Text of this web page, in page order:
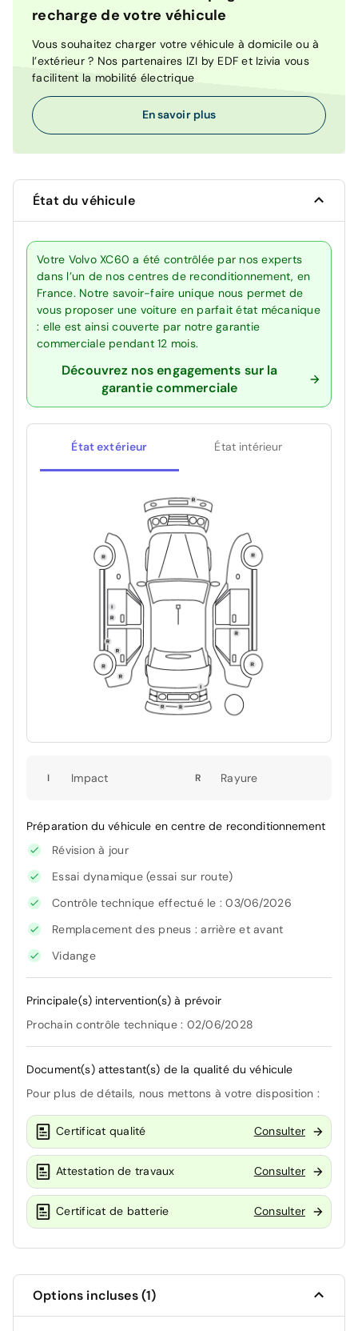
recharge de votre véhicule
Vous souhaitez charger votre véhicule à domicile ou à
l’extérieur ? Nos partenaires IZI by EDF et Izivia vous
facilitent la mobilité électrique
En savoir plus
État du véhicule
Votre Volvo XC60 a été contrôlée par nos experts
dans l’un de nos centres de reconditionnement, en
France. Notre savoir-faire unique nous permet de
vous proposer une voiture en parfait état mécanique
: elle est ainsi couverte par notre garantie
commerciale pendant 12 mois.
Découvrez nos engagements sur la
garantie commerciale
État extérieur État intérieur
I Impact R Rayure
Préparation du véhicule en centre de reconditionnement
Révision à jour
Essai dynamique (essai sur route)
Contrôle technique effectué le : 03/06/2026
Remplacement des pneus : arrière et avant
Vidange
Principale(s) intervention(s) à prévoir
Prochain contrôle technique : 02/06/2028
Document(s) attestant(s) de la qualité du véhicule
Pour plus de détails, nous mettons à votre disposition :
Certificat qualité Consulter
Attestation de travaux Consulter
Certificat de batterie Consulter
Options incluses (1)